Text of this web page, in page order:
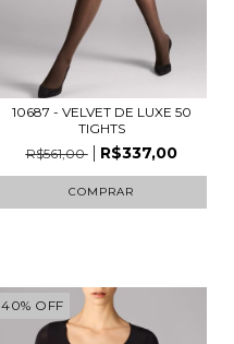
10687 - VELVET DE LUXE 50
TIGHTS
R$561,00
R$337,00
COMPRAR
40% OFF